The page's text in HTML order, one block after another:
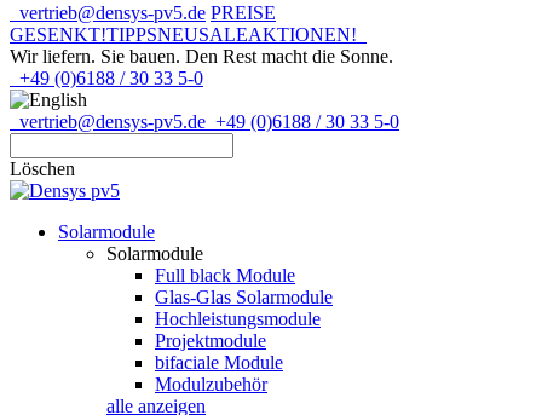
vertrieb@densys-pv5.de PREISE
GESENKT!TIPPSNEUSALEAKTIONEN!
Wir liefern. Sie bauen. Den Rest macht die Sonne.
+49 (0)6188 / 30 33 5-0
vertrieb@densys-pv5.de +49 (0)6188 / 30 33 5-0
Löschen
Solarmodule
Solarmodule
Full black Module
Glas-Glas Solarmodule
Hochleistungsmodule
Projektmodule
bifaciale Module
Modulzubehör
alle anzeigen